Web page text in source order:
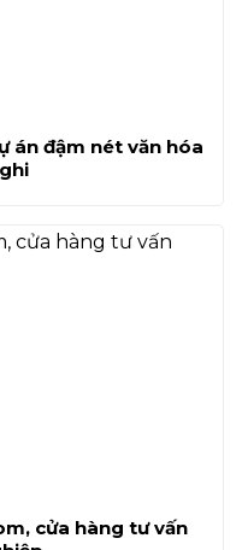
án đậm nét văn hóa
cửa hàng tư vấn